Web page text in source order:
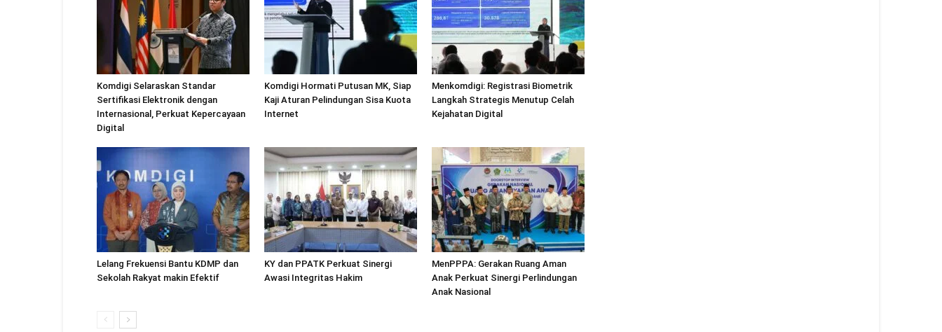
Komdigi Selaraskan Standar
Sertifikasi Elektronik dengan
Internasional, Perkuat Kepercayaan
Digital
Komdigi Hormati Putusan MK, Siap
Kaji Aturan Pelindungan Sisa Kuota
Internet
Menkomdigi: Registrasi Biometrik
Langkah Strategis Menutup Celah
Kejahatan Digital
Lelang Frekuensi Bantu KDMP dan
Sekolah Rakyat makin Efektif
KY dan PPATK Perkuat Sinergi
Awasi Integritas Hakim
MenPPPA: Gerakan Ruang Aman
Anak Perkuat Sinergi Perlindungan
Anak Nasional